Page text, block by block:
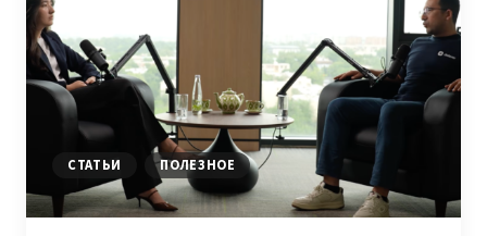
КАСПИЙ
СТАТЬИ ПОЛЕЗНОЕ